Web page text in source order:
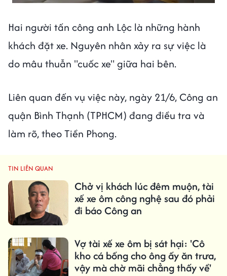
Hai người tấn công anh Lộc là những hành
khách đặt xe. Nguyên nhân xảy ra sự việc là
do mâu thuẫn "cuốc xe" giữa hai bên.
Liên quan đến vụ việc này, ngày 21/6, Công an
quận Bình Thạnh (TPHCM) đang điều tra và
làm rõ, theo Tiền Phong.
TIN LIÊN QUAN
Chở vị khách lúc đêm muộn, tài
xế xe ôm công nghệ sau đó phải
đi báo Công an
Vợ tài xế xe ôm bị sát hại: 'Cô
kho cá bống cho ông ấy ăn trưa,
vậy mà chờ mãi chẳng thấy về'